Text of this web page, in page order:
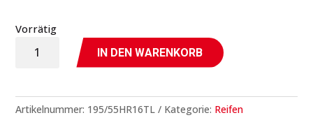
Vorrätig
BLUE
PLUS
-
IN DEN WARENKORB
Artikelnummer: 195/55HR16TL Kategorie: Reifen